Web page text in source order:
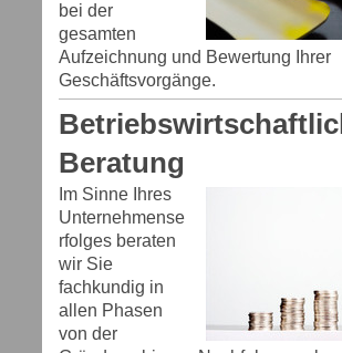
bei der
gesamten
Aufzeichnung und Bewertung Ihrer
Geschäftsvorgänge.
Beratung
Im Sinne Ihres
Unternehmense
rfolges beraten
wir Sie
fachkundig in
allen Phasen
von der